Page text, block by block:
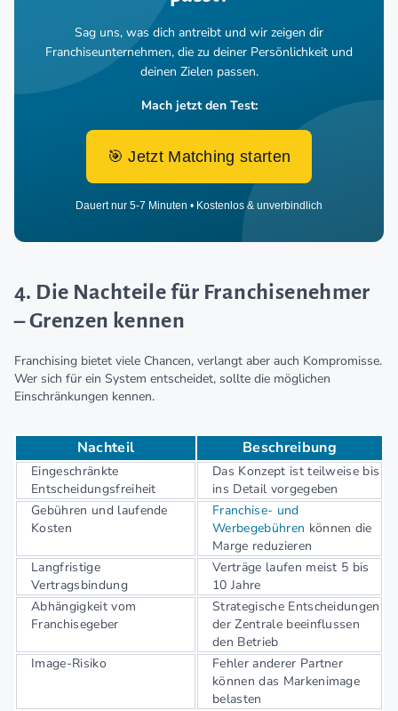
Sag uns, was dich antreibt und wir zeigen dir
Franchiseunternehmen, die zu deiner Persönlichkeit und
deinen Zielen passen.
Mach jetzt den Test:
🎯 Jetzt Matching starten
Dauert nur 5-7 Minuten • Kostenlos & unverbindlich
4. Die Nachteile für Franchisenehmer
– Grenzen kennen
Franchising bietet viele Chancen, verlangt aber auch Kompromisse.
Wer sich für ein System entscheidet, sollte die möglichen
Einschränkungen kennen.
Nachteil Beschreibung
Eingeschränkte
Entscheidungsfreiheit
Das Konzept ist teilweise bis
ins Detail vorgegeben
Gebühren und laufende
Kosten
Franchise- und
Werbegebühren können die
Marge reduzieren
Langfristige
Vertragsbindung
Verträge laufen meist 5 bis
10 Jahre
Abhängigkeit vom
Franchisegeber
Strategische Entscheidungen
der Zentrale beeinflussen
den Betrieb
Image-Risiko
Fehler anderer Partner
können das Markenimage
belasten